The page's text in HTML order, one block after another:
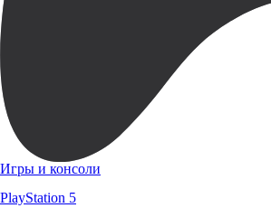
Игры и консоли
PlayStation 5